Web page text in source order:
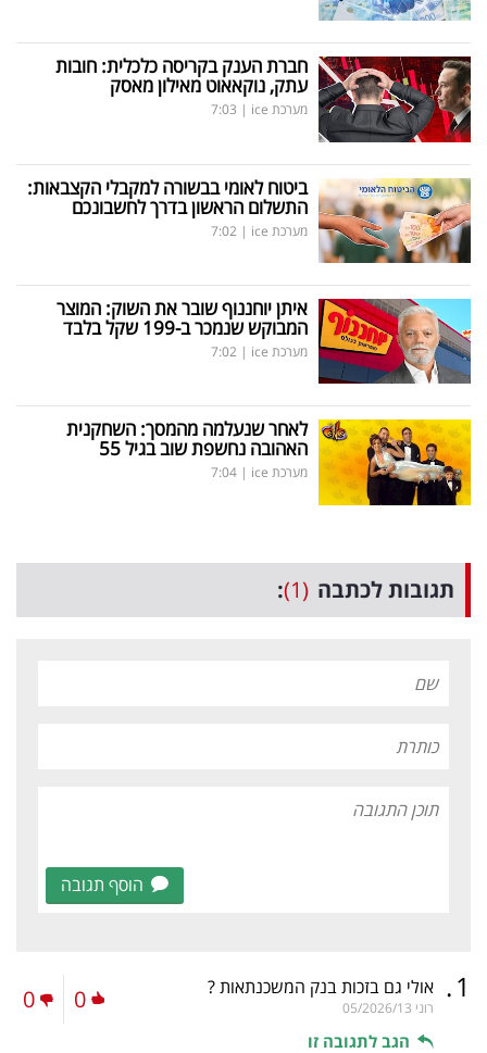
חברת הענק בקריסה כלכלית: חובות
עתק, נוקאאוט מאילון מאסק
מערכת ice |
7:03
ביטוח לאומי בבשורה למקבלי הקצבאות:
התשלום הראשון בדרך לחשבונכם
מערכת ice |
7:02
איתן יוחננוף שובר את השוק: המוצר
המבוקש שנמכר ב-199 שקל בלבד
מערכת ice |
7:02
לאחר שנעלמה מהמסך: השחקנית
האהובה נחשפת שוב בגיל 55
מערכת ice |
7:04
תגובות לכתבה (1)
:
הוסף תגובה
1
. אולי גם בזכות בנק המשכנתאות ?
רוני 05/2026/13
הגב לתגובה זו
0
0